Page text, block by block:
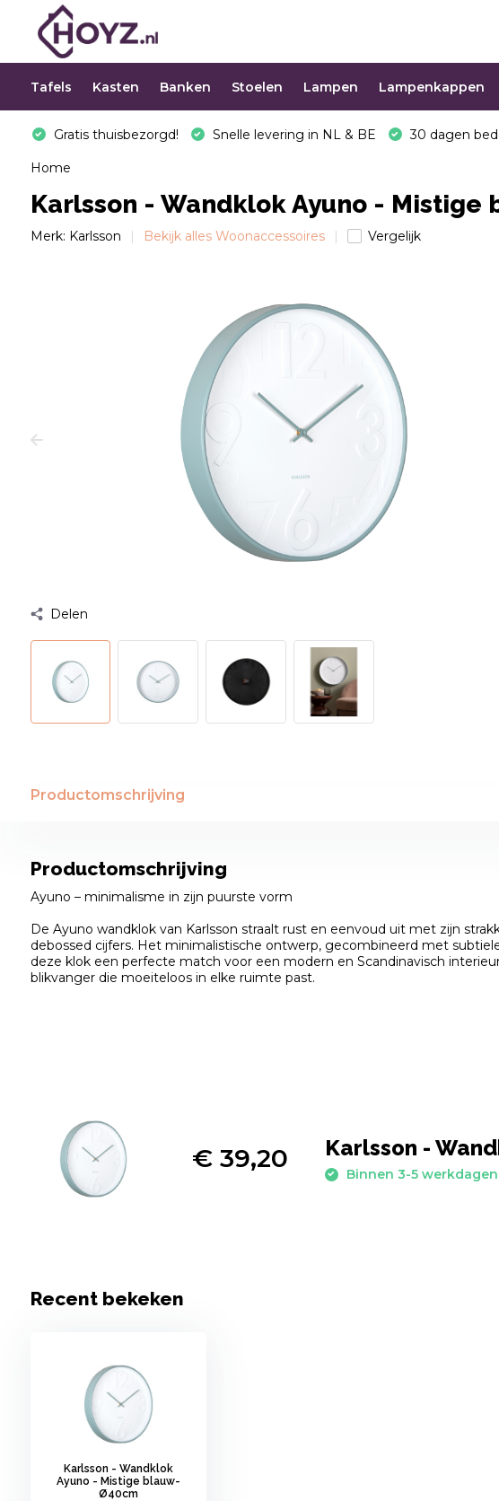
Tafels Kasten Banken Stoelen Lampen Lampenkappen
Gratis thuisbezorgd! Snelle levering in NL & BE 30 dagen
Home
Karlsson - Wandklok Ayuno - Mistige
Merk: Karlsson Bekijk alles Woonaccessoires Vergelijk
Delen
Productomschrijving
Productomschrijving
Ayuno – minimalisme in zijn puurste vorm
De Ayuno wandklok van Karlsson straalt rust en eenvoud uit met zijn
debossed cijfers. Het minimalistische ontwerp, gecombineerd met
deze klok een perfecte match voor een modern en Scandinavisch
blikvanger die moeiteloos in elke ruimte past.
€ 39,20 Karlsson -
Binnen 3-5
Recent bekeken
Karlsson - Wandklok
Ayuno - Mistige blauw-
Ø40cm